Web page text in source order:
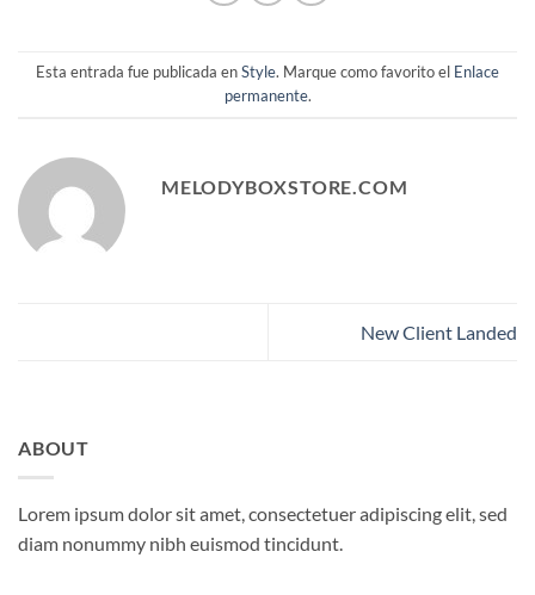
Esta entrada fue publicada enStyle. Marque como favorito el Enlace
permanente.
MELODYBOXSTORE.COM
New Client Landed
ABOUT
Lorem ipsum dolor sit amet, consectetuer adipiscing elit, sed
diam nonummy nibh euismod tincidunt.